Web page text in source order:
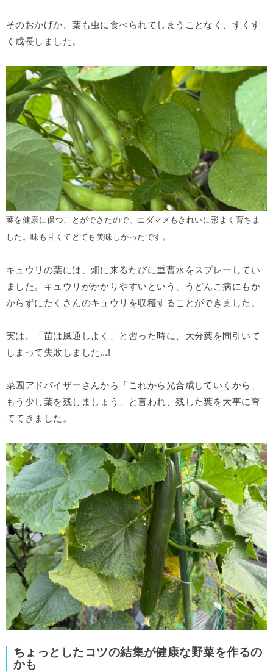
そのおかげか、葉も虫に食べられてしまうことなく、すくす
く成長しました。
葉を健康に保つことができたので、エダマメもきれいに形よく育ちま
した。味も甘くてとても美味しかったです。
キュウリの葉には、畑に来るたびに重曹水をスプレーしてい
ました。キュウリがかかりやすいという、うどんこ病にもか
からずにたくさんのキュウリを収穫することができました。
実は、「苗は風通しよく」と習った時に、大分葉を間引いて
しまって失敗しました…!
菜園アドバイザーさんから「これから光合成していくから、
もう少し葉を残しましょう」と言われ、残した葉を大事に育
ててきました。
ちょっとしたコツの結集が健康な野菜を作るの
かも